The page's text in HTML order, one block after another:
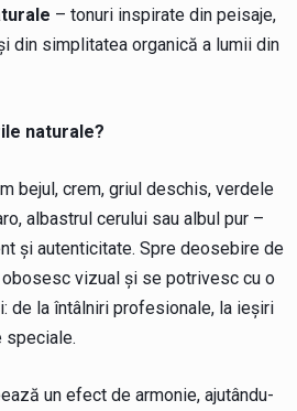
– tonuri inspirate din peisaje,
din simplitatea organică a lumii din
naturale?
bejul, crem, griul deschis, verdele
albastrul cerului sau albul pur –
și autenticitate. Spre deosebire de
vizual și se potrivesc cu o
de la întâlniri profesionale, la ieșiri
speciale.
un efect de armonie, ajutându-